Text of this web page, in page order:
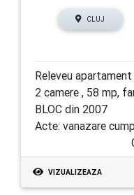
CLUJ
Releveu
2 camere , 58 mp,
BLOC din 2007
Acte: vanazare
VIZUALIZEAZA